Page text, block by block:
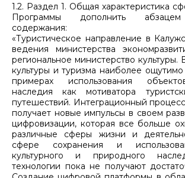
1.2. Раздел 1. Общая характеристика
Программы дополнить
содержания:
«Туристическое направление в
ведения министерства
региональное министерство культуры.
культуры и туризма наиболее ощутимо
примерах использования
наследия как мотиватора
путешествий. Интеграционный
получает новые импульсы в своем
цифровизации, которая все больше
различные сферы жизни и
сфере сохранения и
культурного и природного
технологии пока не получают